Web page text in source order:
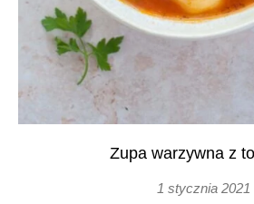
Zupa warzywna z
1 stycznia 2021